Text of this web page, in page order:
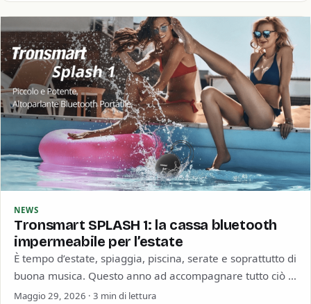
NEWS
Tronsmart SPLASH 1: la cassa bluetooth
impermeabile per l’estate
È tempo d’estate, spiaggia, piscina, serate e soprattutto di
buona musica. Questo anno ad accompagnare tutto ciò ci
pensa Tronsmart con la…
Maggio 29, 2026 · 3 min di lettura